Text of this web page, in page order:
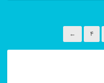
4
←